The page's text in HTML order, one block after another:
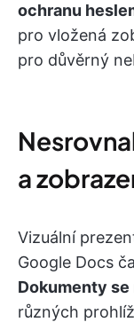
ochranu
pro vložená
pro důvěrný
a
Vizuální
Google Docs
Dokumenty
různých